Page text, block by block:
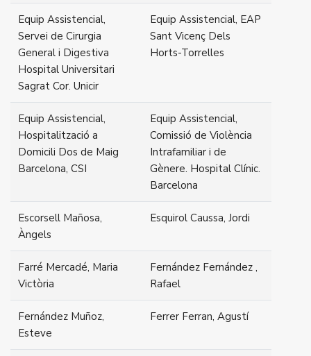
Equip Assistencial,
Servei de Cirurgia
General i Digestiva
Hospital Universitari
Sagrat Cor. Unicir
Equip Assistencial, EAP
Sant Vicenç Dels
Horts-Torrelles
Equip Assistencial,
Hospitalització a
Domicili Dos de Maig
Barcelona, CSI
Equip Assistencial,
Comissió de Violència
Intrafamiliar i de
Gènere. Hospital Clínic.
Barcelona
Escorsell Mañosa,
Àngels
Esquirol Caussa, Jordi
Farré Mercadé, Maria
Victòria
Fernández Fernández ,
Rafael
Fernández Muñoz,
Esteve
Ferrer Ferran, Agustí